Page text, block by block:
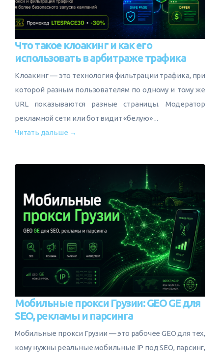
Что такое клоакинг и как его
использовать в арбитраже трафика
Клоакинг — это технология фильтрации трафика, при
которой разным пользователям по одному и тому же
URL показываются разные страницы. Модератор
рекламной сети или бот видит «белую» ...
Читать дальше →
Мобильные прокси Грузии: GEO GE для
SEO, рекламы и парсинга
Мобильные прокси Грузии — это рабочее GEO для тех,
кому нужны реальные мобильные IP под SEO, парсинг,